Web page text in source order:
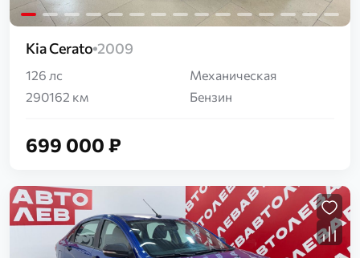
Kia Cerato 2009
126 лс
Механическая
290162 км
Бензин
699 000 ₽